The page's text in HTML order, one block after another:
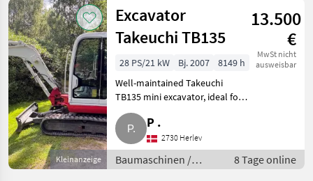
Mobilbagger
Kleinanzeige
Excavator
Takeuchi TB135
13.500
€
MwSt nicht
ausweisbar
28 PS/21 kW Bj. 2007
8149 h
Well-maintained Takeuchi
TB135 mini excavator, ideal for
construction, landscaping,
utility work, and general
excavation projects. Known for
its reliability, durabil
P .
2730 Herlev
Baumaschinen /
Mobilbagger
8 Tage online